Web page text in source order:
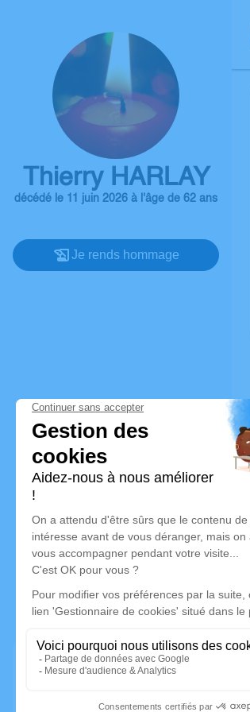
Thierry HARLAY
décédé le 11 juin 2026 à l'âge de 62 ans
Je rends hommage